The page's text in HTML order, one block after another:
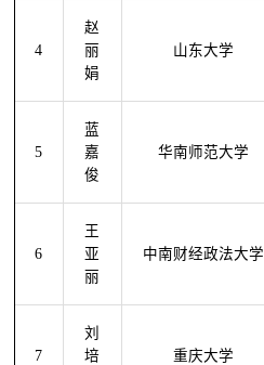
4
赵
丽
娟
山东大学
5
蓝
嘉
俊
华南师范大学
6
王
亚
丽
中南财经政法大学
7
刘
培
重庆大学